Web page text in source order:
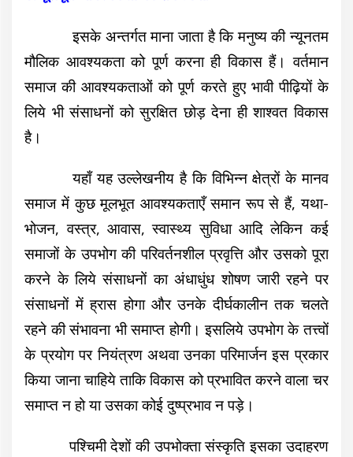
इसके अन्तर्गत माना जाता है कि मनुष्य की न्यूनतम
मौलिक आवश्यकता को पूर्ण करना ही विकास हैं। वर्तमान
समाज की आवश्यकताओं को पूर्ण करते हुए भावी पीढ़ियों के
लिये भी संसाधनों को सुरक्षित छोड़ देना ही शाश्वत विकास
है।
यहाँ यह उल्लेखनीय है कि विभिन्न क्षेत्रों के मानव
समाज में कुछ मूलभूत आवश्यकताएँ समान रूप से हैं, यथा-
भोजन, वस्त्र, आवास, स्वास्थ्य सुविधा आदि लेकिन कई
समाजों के उपभोग की परिवर्तनशील प्रवृत्ति और उसको पूरा
करने के लिये संसाधनों का अंधाधुंध शोषण जारी रहने पर
संसाधनों में ह्रास होगा और उनके दीर्घकालीन तक चलते
रहने की संभावना भी समाप्त होगी। इसलिये उपभोग के तत्त्वों
के प्रयोग पर नियंत्रण अथवा उनका परिमार्जन इस प्रकार
किया जाना चाहिये ताकि विकास को प्रभावित करने वाला चर
समाप्त न हो या उसका कोई दुष्प्रभाव न पड़े।
पश्चिमी देशों की उपभोक्ता संस्कृति इसका उदाहरण